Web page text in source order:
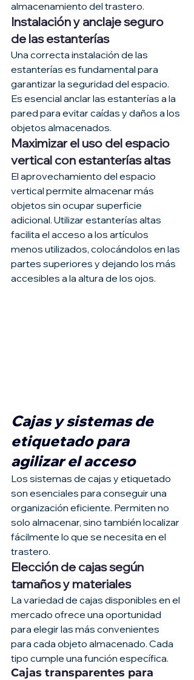
almacenamiento del trastero.
Instalación y anclaje seguro
de las estanterías
Una correcta instalación de las
estanterías es fundamental para
garantizar la seguridad del espacio.
Es esencial anclar las estanterías a la
pared para evitar caídas y daños a los
objetos almacenados.
Maximizar el uso del espacio
vertical con estanterías altas
El aprovechamiento del espacio
vertical permite almacenar más
objetos sin ocupar superficie
adicional. Utilizar estanterías altas
facilita el acceso a los artículos
menos utilizados, colocándolos en las
partes superiores y dejando los más
accesibles a la altura de los ojos.
Cajas y sistemas de
etiquetado para
agilizar el acceso
Los sistemas de cajas y etiquetado
son esenciales para conseguir una
organización eficiente. Permiten no
solo almacenar, sino también localizar
fácilmente lo que se necesita en el
trastero.
Elección de cajas según
tamaños y materiales
La variedad de cajas disponibles en el
mercado ofrece una oportunidad
para elegir las más convenientes
para cada objeto almacenado. Cada
tipo cumple una función específica.
Cajas transparentes para